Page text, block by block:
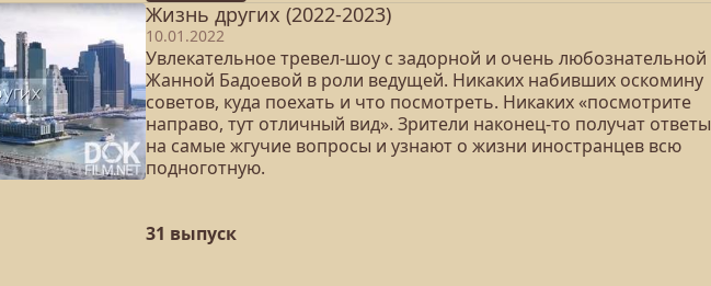
Жизнь других (2022-2023)
10.01.2022
Увлекательное тревел-шоу с задорной и очень любознательной
Жанной Бадоевой в роли ведущей. Никаких набивших оскомину
советов, куда поехать и что посмотреть. Никаких «посмотрите
направо, тут отличный вид». Зрители наконец-то получат ответы
на самые жгучие вопросы и узнают о жизни иностранцев всю
подноготную.
31 выпуск